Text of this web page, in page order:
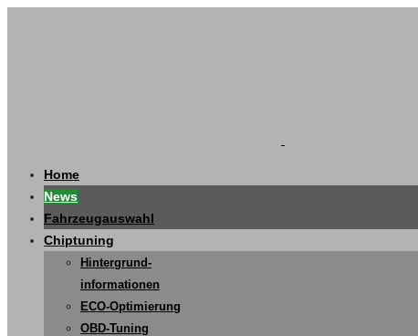
Home
News
Fahrzeugauswahl
Chiptuning
Hintergrund-
informationen
ECO-Optimierung
OBD-Tuning